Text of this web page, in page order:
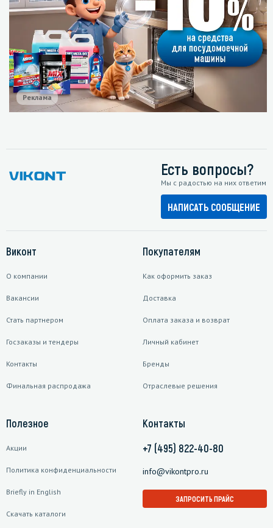
Реклама
Есть вопросы?
Мы с радостью на них ответим
НАПИСАТЬ СООБЩЕНИЕ
Виконт
О компании
Вакансии
Стать партнером
Госзаказы и тендеры
Контакты
Финальная распродажа
Покупателям
Как оформить заказ
Доставка
Оплата заказа и возврат
Личный кабинет
Бренды
Отраслевые решения
Полезное
Акции
Политика конфиденциальности
Briefly in English
Скачать каталоги
Контакты
+7 (495) 822-40-80
info@vikontpro.ru
ЗАПРОСИТЬ ПРАЙС